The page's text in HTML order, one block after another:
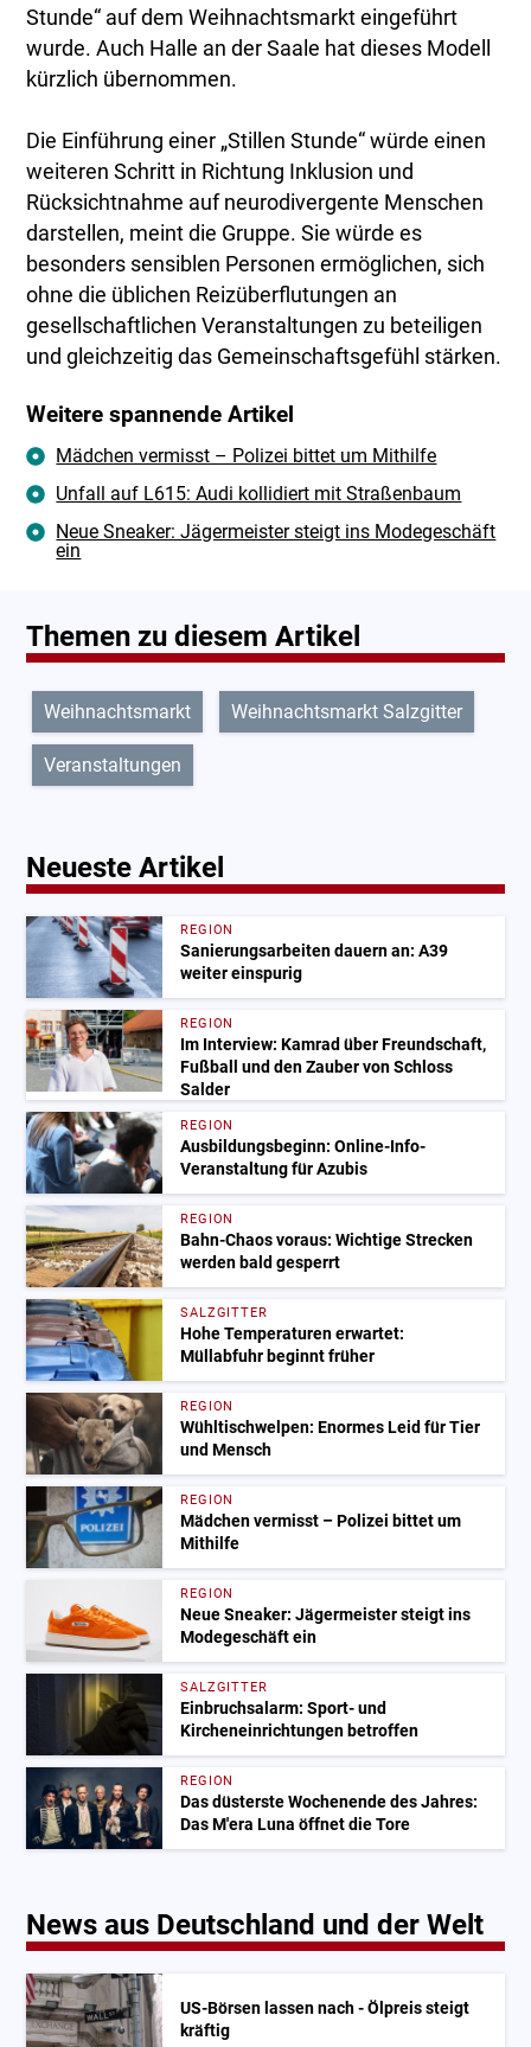
Stunde“ auf dem Weihnachtsmarkt eingeführt
wurde. Auch Halle an der Saale hat dieses Modell
kürzlich übernommen.
Die Einführung einer „Stillen Stunde“ würde einen
weiteren Schritt in Richtung Inklusion und
Rücksichtnahme auf neurodivergente Menschen
darstellen, meint die Gruppe. Sie würde es
besonders sensiblen Personen ermöglichen, sich
ohne die üblichen Reizüberflutungen an
gesellschaftlichen Veranstaltungen zu beteiligen
und gleichzeitig das Gemeinschaftsgefühl stärken.
Weitere spannende Artikel
Mädchen vermisst – Polizei bittet um Mithilfe
Unfall auf L615: Audi kollidiert mit Straßenbaum
Neue Sneaker: Jägermeister steigt ins Modegeschäft
ein
Themen zu diesem Artikel
Weihnachtsmarkt Weihnachtsmarkt Salzgitter
Veranstaltungen
Neueste Artikel
REGION
Sanierungsarbeiten dauern an: A39
weiter einspurig
REGION
Im Interview: Kamrad über Freundschaft,
Fußball und den Zauber von Schloss
Salder
REGION
Ausbildungsbeginn: Online-Info-
Veranstaltung für Azubis
REGION
Bahn-Chaos voraus: Wichtige Strecken
werden bald gesperrt
SALZGITTER
Hohe Temperaturen erwartet:
Müllabfuhr beginnt früher
REGION
Wühltischwelpen: Enormes Leid für Tier
und Mensch
REGION
Mädchen vermisst – Polizei bittet um
Mithilfe
REGION
Neue Sneaker: Jägermeister steigt ins
Modegeschäft ein
SALZGITTER
Einbruchsalarm: Sport- und
Kircheneinrichtungen betroffen
REGION
Das düsterste Wochenende des Jahres:
Das M'era Luna öffnet die Tore
News aus Deutschland und der Welt
US-Börsen lassen nach - Ölpreis steigt
kräftig